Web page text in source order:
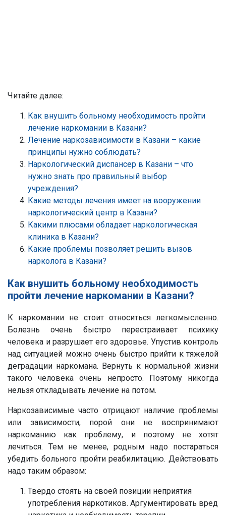
Читайте далее:
Как внушить больному необходимость пройти
лечение наркомании в Казани?
Лечение наркозависимости в Казани – какие
принципы нужно соблюдать?
Наркологический диспансер в Казани – что
нужно знать про правильный выбор
учреждения?
Какие методы лечения имеет на вооружении
наркологический центр в Казани?
Какими плюсами обладает наркологическая
клиника в Казани?
Какие проблемы позволяет решить вызов
нарколога в Казани?
Как внушить больному необходимость
пройти лечение наркомании в Казани?
К наркомании не стоит относиться легкомысленно.
Болезнь очень быстро перестраивает психику
человека и разрушает его здоровье. Упустив контроль
над ситуацией можно очень быстро прийти к тяжелой
деградации наркомана. Вернуть к нормальной жизни
такого человека очень непросто. Поэтому никогда
нельзя откладывать лечение на потом.
Наркозависимые часто отрицают наличие проблемы
или зависимости, порой они не воспринимают
наркоманию как проблему, и поэтому не хотят
лечиться. Тем не менее, родным надо постараться
убедить больного пройти реабилитацию. Действовать
надо таким образом:
Твердо стоять на своей позиции неприятия
употребления наркотиков. Аргументировать вред